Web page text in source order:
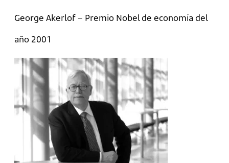
George Akerlof – Premio Nobel de economía del
año 2001